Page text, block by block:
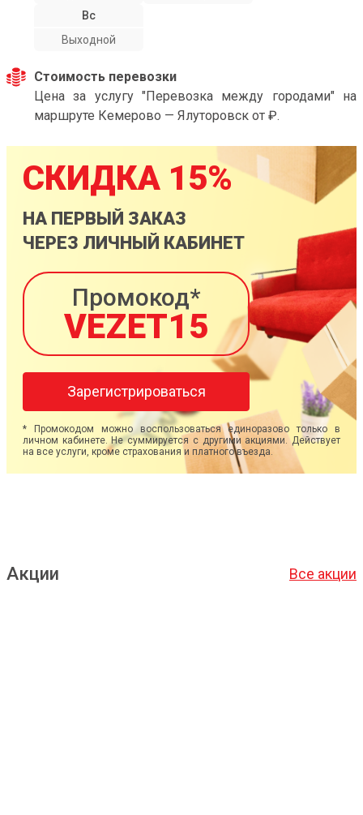
Вс
Выходной
Стоимость перевозки
Цена за услугу "Перевозка между городами" на
маршруте Кемерово — Ялуторовск от ₽.
СКИДКА 15%
НА ПЕРВЫЙ ЗАКАЗ
ЧЕРЕЗ ЛИЧНЫЙ КАБИНЕТ
Промокод*
VEZET15
Зарегистрироваться
* Промокодом можно воспользоваться единоразово только в
личном кабинете. Не суммируется с другими акциями. Действует
на все услуги, кроме страхования и платного въезда.
Акции Все акции